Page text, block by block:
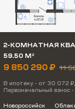
2-КОМНАТНАЯ
59.50 М 2
9 850 290 ₽ 11
В ипотеку - от 30 072
Первоначальный взнос
Новороссийск